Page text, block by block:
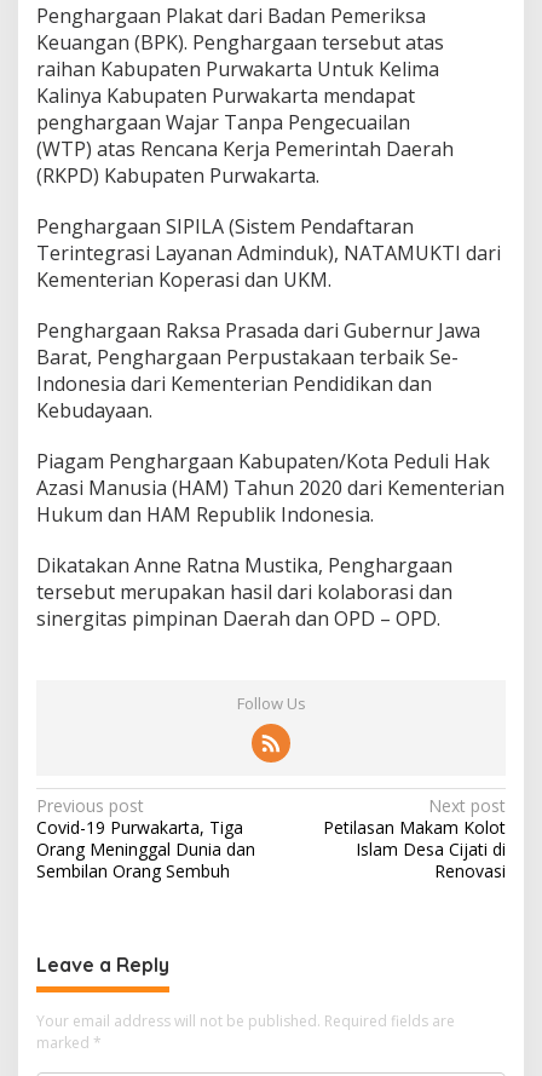
Penghargaan Plakat dari Badan Pemeriksa
Keuangan (BPK). Penghargaan tersebut atas
raihan Kabupaten Purwakarta Untuk Kelima
Kalinya Kabupaten Purwakarta mendapat
penghargaan Wajar Tanpa Pengecuailan
(WTP) atas Rencana Kerja Pemerintah Daerah
(RKPD) Kabupaten Purwakarta.
Penghargaan SIPILA (Sistem Pendaftaran
Terintegrasi Layanan Adminduk), NATAMUKTI dari
Kementerian Koperasi dan UKM.
Penghargaan Raksa Prasada dari Gubernur Jawa
Barat, Penghargaan Perpustakaan terbaik Se-
Indonesia dari Kementerian Pendidikan dan
Kebudayaan.
Piagam Penghargaan Kabupaten/Kota Peduli Hak
Azasi Manusia (HAM) Tahun 2020 dari Kementerian
Hukum dan HAM Republik Indonesia.
Dikatakan Anne Ratna Mustika, Penghargaan
tersebut merupakan hasil dari kolaborasi dan
sinergitas pimpinan Daerah dan OPD – OPD.
Follow Us
Post
navigation
Previous post
Covid-19 Purwakarta, Tiga
Orang Meninggal Dunia dan
Sembilan Orang Sembuh
Next post
Petilasan Makam Kolot
Islam Desa Cijati di
Renovasi
Leave a Reply
Your email address will not be published. Required fields are
marked *